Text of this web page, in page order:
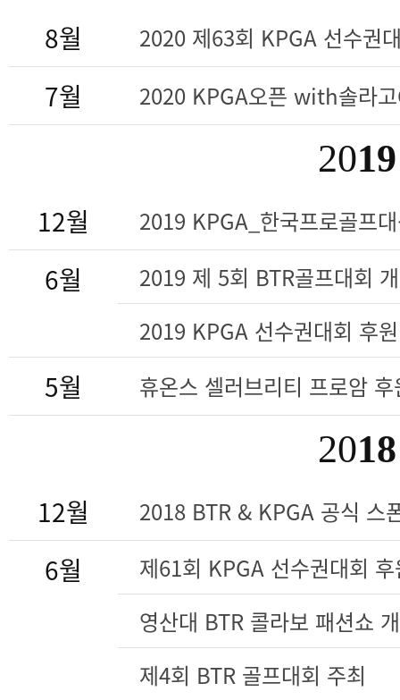
8월 2020 제63회 KPGA 선수권
7월 2020 KPGA오픈 with솔라고
2019
12월 2019 KPGA_한국프로골프
6월
2019 제 5회 BTR골프대회
2019 KPGA 선수권대회 후원
5월 휴온스 셀러브리티 프로암 후
2018
12월 2018 BTR & KPGA 공식 스
6월
제61회 KPGA 선수권대회
영산대 BTR 콜라보 패션쇼
제4회 BTR 골프대회 주최